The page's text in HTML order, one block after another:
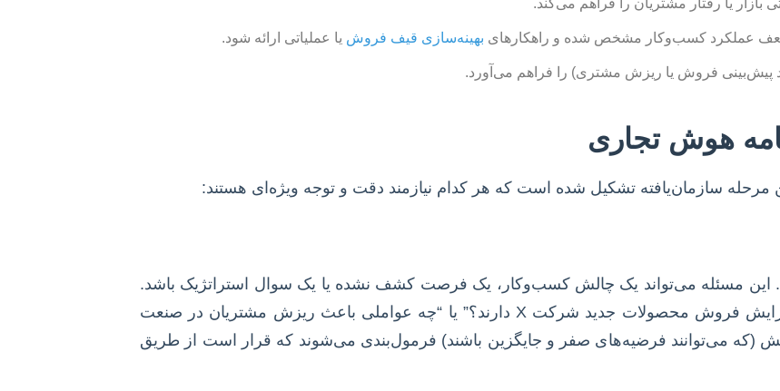
بازار یا رفتار مشتریان را فراهم می‌کند.
ضعف عملکرد کسب‌وکار مشخص شده و راهکارهای بهینه‌سازی قیف فروش یا عملیاتی ارائه شود.
پیش‌بینی فروش یا ریزش مشتری) را فراهم می‌آورد.
هوش تجاری
مرحله سازمان‌یافته تشکیل شده است که هر کدام نیازمند دقت و توجه ویژه‌ای هستند:
این مسئله می‌تواند یک چالش کسب‌وکار، یک فرصت کشف نشده یا یک سوال استراتژیک باشد.
تأثیری بر افزایش فروش محصولات جدید شرکت X دارند؟” یا “چه عواملی باعث ریزش مشتریان در صنعت
می‌توانند فرضیه‌های صفر و جایگزین باشند) فرمول‌بندی می‌شوند که قرار است از طریق